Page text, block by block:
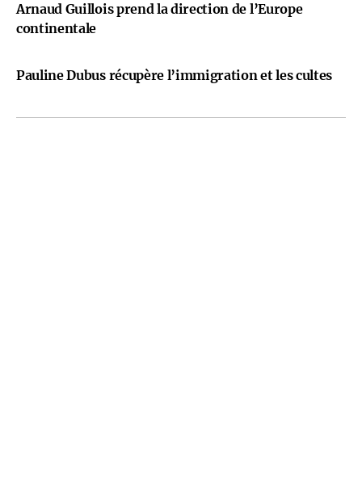
Arnaud Guillois prend la direction de l’Europe
continentale
Pauline Dubus récupère l’immigration et les cultes